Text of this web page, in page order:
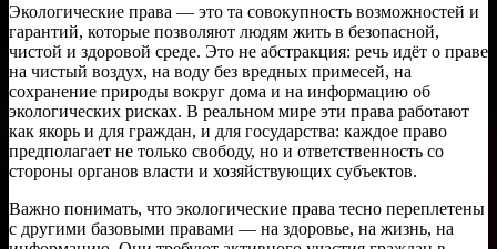
Экологические права — это та совокупность возможностей и
гарантий, которые позволяют людям жить в безопасной,
чистой и здоровой среде. Это не абстракция: речь идёт о праве
на чистый воздух, на воду без вредных примесей, на
сохранение природы вокруг дома и на информацию об
экологических рисках. В реальном мире эти права работают
как якорь и для граждан, и для государства: каждое право
предполагает не только свободу, но и ответственность со
стороны органов власти и хозяйствующих субъектов.
Важно понимать, что экологические права тесно переплетены
с другими базовыми правами — на здоровье, на жизнь, на